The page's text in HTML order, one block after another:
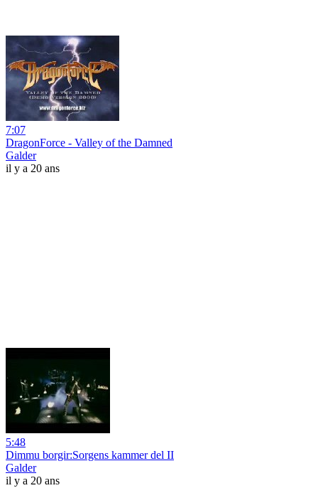
7:07
DragonForce - Valley of the Damned
Galder
il y a 20 ans
5:48
Dimmu borgir:Sorgens kammer del II
Galder
il y a 20 ans